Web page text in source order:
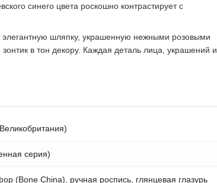
синего цвета роскошно контрастирует с
шляпку, украшенную нежными розовыми
в тон декору. Каждая деталь лица, украшений и
серия)
(Bone China), ручная роспись, глянцевая глазурь